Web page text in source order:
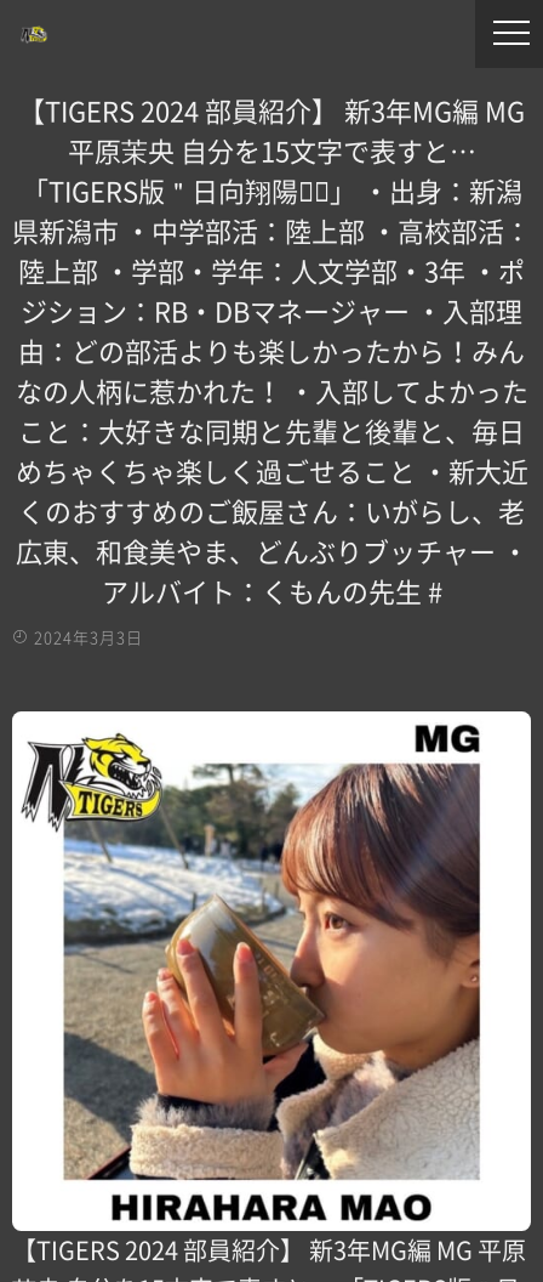
【TIGERS 2024 部員紹介】 新3年MG編 MG
平原茉央 自分を15文字で表すと…
「TIGERS版＂日向翔陽＂🏻」 ・出身：新潟
県新潟市 ・中学部活：陸上部 ・高校部活：
陸上部 ・学部・学年：人文学部・3年 ・ポ
ジション：RB・DBマネージャー ・入部理
由：どの部活よりも楽しかったから！みん
なの人柄に惹かれた！ ・入部してよかった
こと：大好きな同期と先輩と後輩と、毎日
めちゃくちゃ楽しく過ごせること ・新大近
くのおすすめのご飯屋さん：いがらし、老
広東、和食美やま、どんぶりブッチャー ・
アルバイト：くもんの先生 #
2024年3月3日
【TIGERS 2024 部員紹介】 新3年MG編 MG 平原